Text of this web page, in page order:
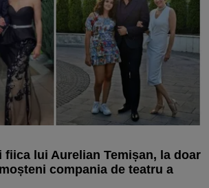
fiica lui Aurelian Temișan, la doar
compania de teatru a